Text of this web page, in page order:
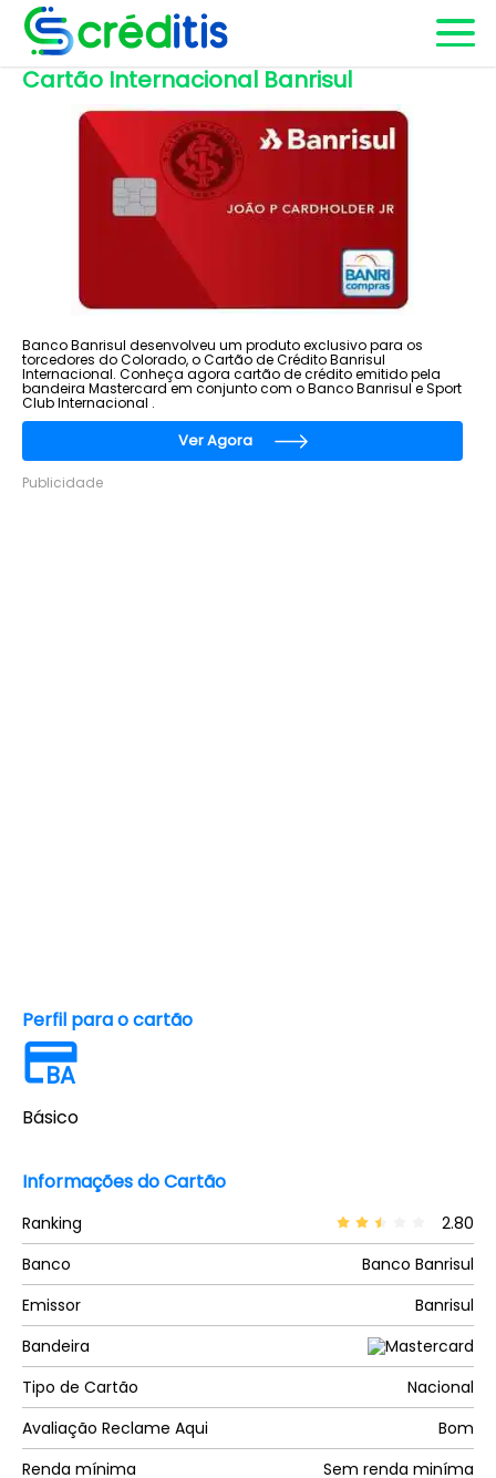
Cartão Internacional Banrisul
Banco Banrisul desenvolveu um produto exclusivo para os
torcedores do Colorado, o Cartão de Crédito Banrisul
Internacional. Conheça agora cartão de crédito emitido pela
bandeira Mastercard em conjunto com o Banco Banrisul e Sport
Club Internacional .
Ver Agora
Publicidade
Perfil para o cartão
BA
Básico
Informações do Cartão
Ranking
2.80
Banco
Banco Banrisul
Emissor
Banrisul
Bandeira
Tipo de Cartão
Nacional
Avaliação Reclame Aqui
Bom
Renda mínima
Sem renda miníma